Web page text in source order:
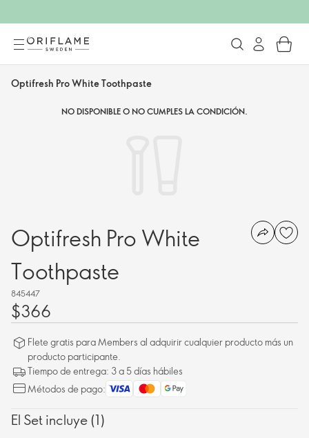
Optifresh Pro White Toothpaste
NO DISPONIBLE O NO CUMPLES LA CONDICIÓN.
Optifresh Pro White
Toothpaste
845447
$366
Flete gratis para Members al adquirir cualquier producto más un
producto participante.
Tiempo de entrega: 3 a 5 días hábiles
Métodos de pago:
El Set incluye (1)